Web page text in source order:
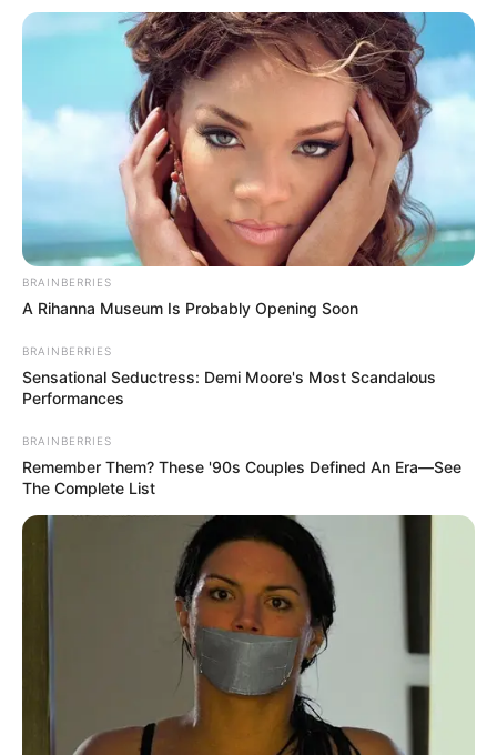
BRAINBERRIES
A Rihanna Museum Is Probably Opening Soon
BRAINBERRIES
Sensational Seductress: Demi Moore's Most Scandalous
Performances
BRAINBERRIES
Remember Them? These '90s Couples Defined An Era—See
The Complete List